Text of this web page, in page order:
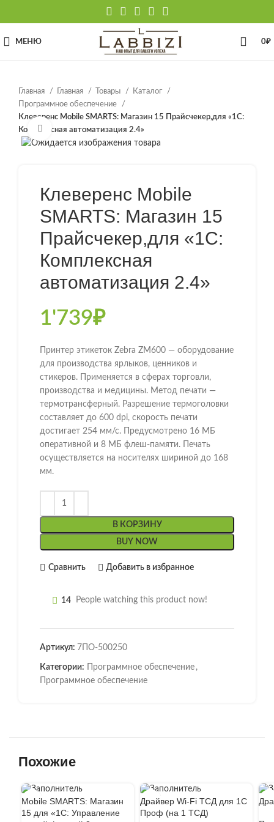
МЕНЮ 0₽
Главная Главная Товары
Каталог
Программное обеспечение
Клеверенс Mobile SMARTS: Магазин 15 Прайсчекер,для «1С:
Комплексная автоматизация 2.4»
Нажмите, чтобы увеличить
Клеверенс Mobile
SMARTS: Магазин 15
Прайсчекер,для «1С:
Комплексная
автоматизация 2.4»
1'739₽
Принтер этикеток Zebra ZM600 — оборудование
для производства ярлыков, ценников и
стикеров. Применяется в сферах торговли,
производства и медицины. Метод печати —
термотрансферный. Разрешение термоголовки
составляет до 600 dpi, скорость печати
достигает 254 мм/с. Предусмотрено 16 МБ
оперативной и 8 МБ флеш-памяти. Печать
осуществляется на носителях шириной до 168
мм.
В КОРЗИНУ
BUY NOW
Сравнить Добавить в избранное
14 People watching this product now!
Артикул: 7ПО-500250
Категории: Программное обеспечение ,
Программное обеспечение
Похожие
Mobile SMARTS: Магазин
15 для «1С: Управление
Драйвер Wi-Fi ТСД для 1С
Проф (на 1 ТСД)